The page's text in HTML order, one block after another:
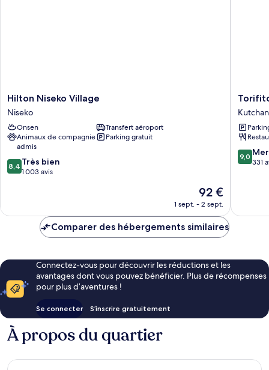
Hilton
Niseko
Village
Niseko
Hilton Niseko Village
Niseko
Onsen
Transfert aéroport
Animaux de compagnie
admis
Parking gratuit
8.4
sur
1 003 avis
8,4 Très bien
1 003 avis
Le
nouveau
est
de
92 €
1 sept. - 2 sept.
Torifito
Hotel
And
Pod
Niseko
Kutchan
Kutchan
9.0
sur
9,0
331
Comparer des hébergements similaires
Connectez-vous pour découvrir les réductions et les
avantages dont vous pouvez bénéficier. Plus de récompenses
pour plus d’aventures !
Se connecter S’inscrire gratuitement
À propos du quartier